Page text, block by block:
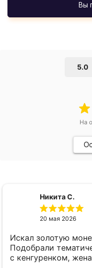
Вы
5.0
На
Никита С.
20 мая 2026
Искал золотую
Подобрали
с кенгуренком,